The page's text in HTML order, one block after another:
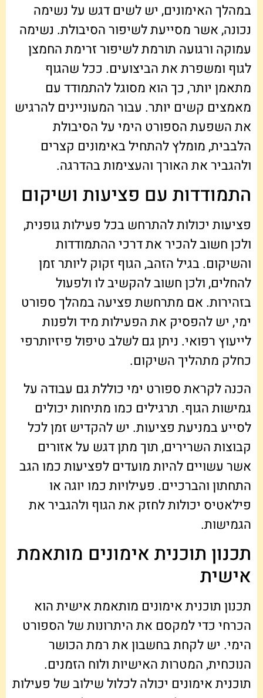
במהלך האימונים, יש לשים דגש על נשימה
נכונה, אשר מסייעת לשיפור הסיבולת. נשימה
עמוקה ורגועה תורמת לשיפור זרימת החמצן
לגוף ומשפרת את הביצועים. ככל שהגוף
מתאמן יותר, כך הוא מסוגל להתמודד עם
מאמצים קשים יותר. עבור המעוניינים להרגיש
את השפעת הספורט הימי על הסיבולת
הלבבית, מומלץ להתחיל באימונים קצרים
ולהגביר את האורך והעצימות בהדרגה.
התמודדות עם פציעות ושיקום
פציעות יכולות להתרחש בכל פעילות גופנית,
ולכן חשוב להכיר את דרכי ההתמודדות
והשיקום. בגיל הזהב, הגוף זקוק ליותר זמן
להחלים, ולכן חשוב להקשיב לו ולפעול
בזהירות. אם מתרחשת פציעה במהלך ספורט
ימי, יש להפסיק את הפעילות מיד ולפנות
לייעוץ רפואי. ניתן גם לשלב טיפול פיזיותרפי
כחלק מתהליך השיקום.
הכנה לקראת ספורט ימי כוללת גם עבודה על
גמישות הגוף. תרגילים כמו מתיחות יכולים
לסייע במניעת פציעות. יש להקדיש זמן לכל
קבוצות השרירים, תוך מתן דגש על אזורים
אשר עשויים להיות מועדים לפציעות כמו הגב
התחתון והברכיים. פעילויות כמו יוגה או
פילאטיס יכולות לחזק את הגוף ולהגביר את
הגמישות.
תכנון תוכנית אימונים מותאמת
אישית
תכנון תוכנית אימונים מותאמת אישית הוא
הכרחי כדי למקסם את היתרונות של הספורט
הימי. יש לקחת בחשבון את רמת הכושר
הנוכחית, המטרות האישיות ולוח הזמנים.
תוכנית אימונים יכולה לכלול שילוב של פעילות